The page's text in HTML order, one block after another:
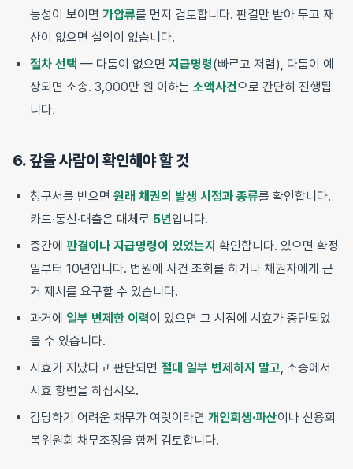
능성이 보이면 가압류를 먼저 검토합니다. 판결만 받아 두고 재
산이 없으면 실익이 없습니다.
절차 선택 — 다툼이 없으면 지급명령(빠르고 저렴), 다툼이 예
상되면 소송. 3,000만 원 이하는 소액사건으로 간단히 진행됩
니다.
6. 갚을 사람이 확인해야 할 것
청구서를 받으면 원래 채권의 발생 시점과 종류를 확인합니다.
카드·통신·대출은 대체로 5년입니다.
중간에 판결이나 지급명령이 있었는지 확인합니다. 있으면 확정
일부터 10년입니다. 법원에 사건 조회를 하거나 채권자에게 근
거 제시를 요구할 수 있습니다.
과거에 일부 변제한 이력이 있으면 그 시점에 시효가 중단되었
을 수 있습니다.
시효가 지났다고 판단되면 절대 일부 변제하지 말고, 소송에서
시효 항변을 하십시오.
감당하기 어려운 채무가 여럿이라면 개인회생·파산이나 신용회
복위원회 채무조정을 함께 검토합니다.